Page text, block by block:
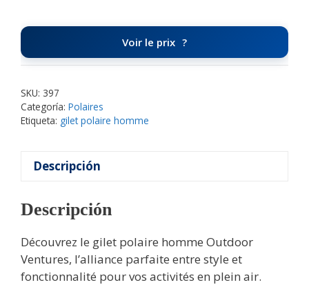
Voir le prix
SKU: 397
Categoría: Polaires
Etiqueta: gilet polaire homme
Descripción
Descripción
Découvrez le gilet polaire homme Outdoor
Ventures, l’alliance parfaite entre style et
fonctionnalité pour vos activités en plein air.